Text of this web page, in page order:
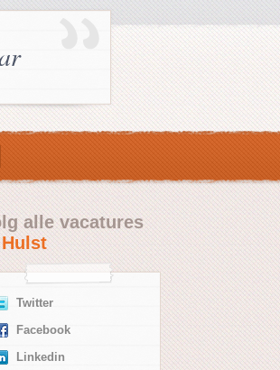
alle vacatures
Hulst
Twitter
Facebook
Linkedin